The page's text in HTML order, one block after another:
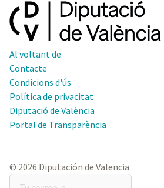
Al voltant de
Contacte
Condicions d'ús
Política de privacitat
Diputació de València
Portal de Transparència
© 2026 Diputación de Valencia